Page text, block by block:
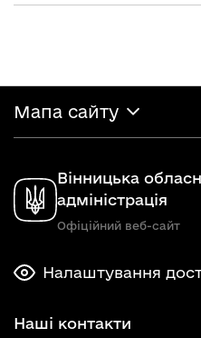
Мапа сайту
Вінницька
адміністрація
Офіційний веб-сайт
Налаштування
Наші контакти